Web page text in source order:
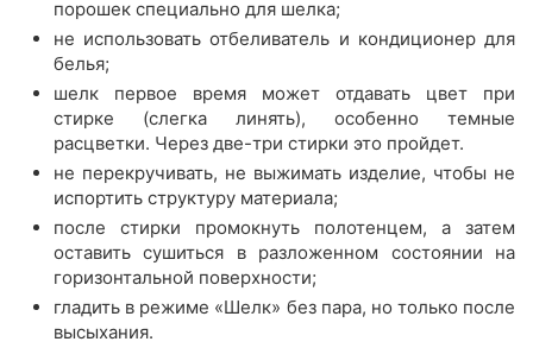
порошек специально для шелка;
не использовать отбеливатель и кондиционер для
белья;
шелк первое время может отдавать цвет при
стирке (слегка линять), особенно темные
расцветки. Через две-три стирки это пройдет.
не перекручивать, не выжимать изделие, чтобы не
испортить структуру материала;
после стирки промокнуть полотенцем, а затем
оставить сушиться в разложенном состоянии на
горизонтальной поверхности;
гладить в режиме «Шелк» без пара, но только после
высыхания.